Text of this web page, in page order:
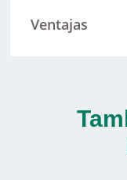
Ventajas